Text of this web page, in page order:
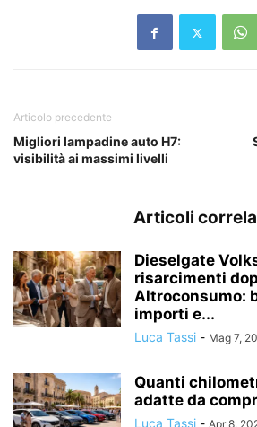
Articolo precedente
Migliori lampadine auto H7:
visibilità ai massimi livelli
Articoli
Dieselgate
risarcimenti
Altroconsumo:
importi e...
Luca Tassi - Mag 7,
Quanti
adatte da
Luca Tassi - Apr 8,